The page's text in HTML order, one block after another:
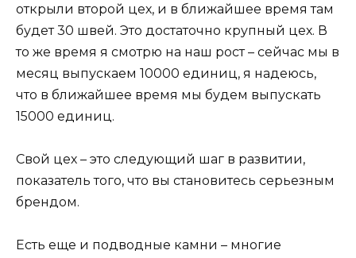
открыли второй цех, и в ближайшее время там
будет 30 швей. Это достаточно крупный цех. В
то же время я смотрю на наш рост – сейчас мы в
месяц выпускаем 10000 единиц, я надеюсь,
что в ближайшее время мы будем выпускать
15000 единиц.
Свой цех – это следующий шаг в развитии,
показатель того, что вы становитесь серьезным
брендом.
Есть еще и подводные камни – многие